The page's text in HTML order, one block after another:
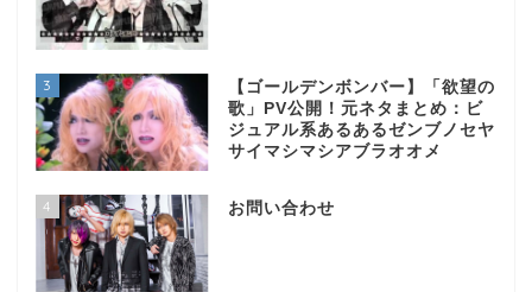
3
【ゴールデンボンバー】「欲望の
歌」PV公開！元ネタまとめ：ビ
ジュアル系あるあるゼンブノセヤ
サイマシマシアブラオオメ
4 お問い合わせ